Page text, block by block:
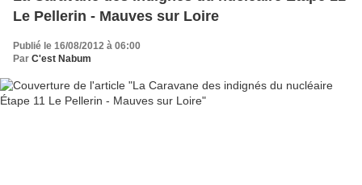
Le Pellerin - Mauves sur Loire
Publié le 16/08/2012 à 06:00
Par C'est Nabum